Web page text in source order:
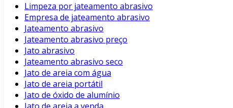
Limpeza por jateamento abrasivo
Empresa de jateamento abrasivo
Jateamento abrasivo
Jateamento abrasivo preço
Jato abrasivo
Jateamento abrasivo seco
Jato de areia com água
Jato de areia portátil
Jato de óxido de alumínio